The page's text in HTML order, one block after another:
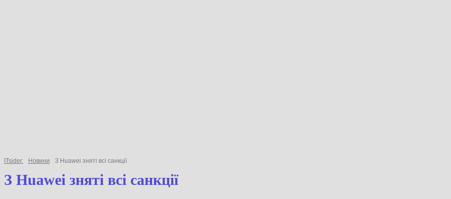
ITsider. Новини З Huawei зняті всі санкції
З Huawei зняті всі санкції